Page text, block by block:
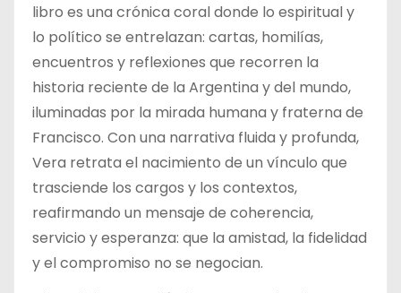
libro es una crónica coral donde lo espiritual y
lo político se entrelazan: cartas, homilías,
encuentros y reflexiones que recorren la
historia reciente de la Argentina y del mundo,
iluminadas por la mirada humana y fraterna de
Francisco. Con una narrativa fluida y profunda,
Vera retrata el nacimiento de un vínculo que
trasciende los cargos y los contextos,
reafirmando un mensaje de coherencia,
servicio y esperanza: que la amistad, la fidelidad
y el compromiso no se negocian.